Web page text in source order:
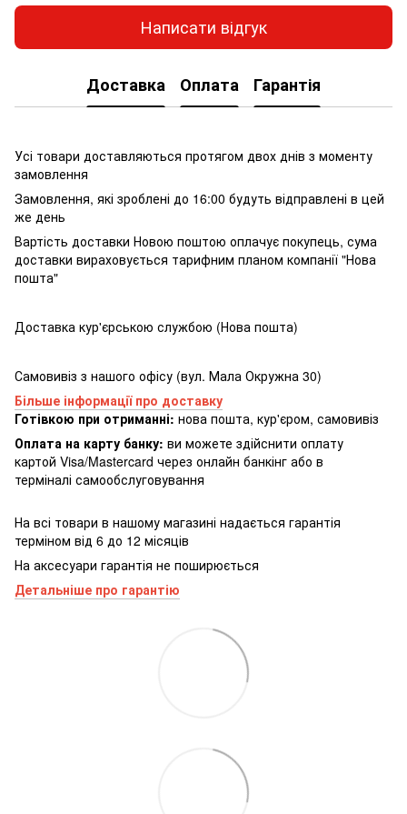
Написати відгук
Доставка Оплата Гарантія
Усі товари доставляються протягом двох днів з моменту
замовлення
Замовлення, які зроблені до 16:00 будуть відправлені в цей
же день
Вартість доставки Новою поштою оплачує покупець, сума
доставки вираховується тарифним планом компанії "Нова
пошта"
Доставка кур'єрською службою (Нова пошта)
Самовивіз з нашого офісу (вул. Мала Окружна 30)
Більше інформації про доставку
Готівкою при отриманні: нова пошта, кур'єром, самовивіз
Оплата на карту банку: ви можете здійснити оплату
картой Visa/Mastercard через онлайн банкінг або в
терміналі самообслуговування
На всі товари в нашому магазині надається гарантія
терміном від 6 до 12 місяців
На аксесуари гарантія не поширюється
Детальніше про гарантію